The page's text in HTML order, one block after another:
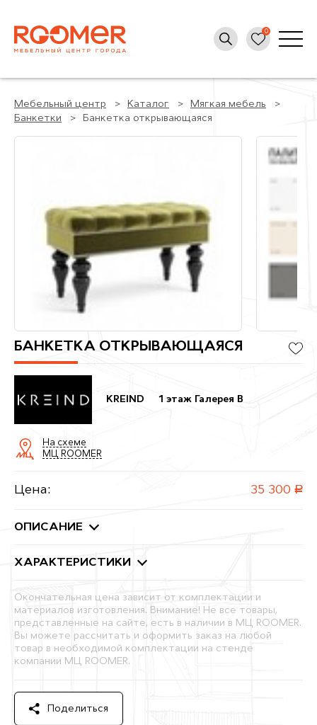
Мебельный центр Каталог
Мягкая мебель
Банкетки
Банкетка открывающаяся
БАНКЕТКА ОТКРЫВАЮЩАЯСЯ
KREIND 1 этаж Галерея B
На схеме
МЦ ROOMER
Цена: 35 300 руб.
ОПИСАНИЕ
ХАРАКТЕРИСТИКИ
Окончательная цена зависит от комплектации и
материалов изготовления. Внимание! Не все товары,
представленные на сайте, есть в наличии в МЦ ROOMER.
Вы можете рассчитать и оформить заказ на любой
товар в необходимой комплектации на стенде
компании МЦ ROOMER.
Поделиться